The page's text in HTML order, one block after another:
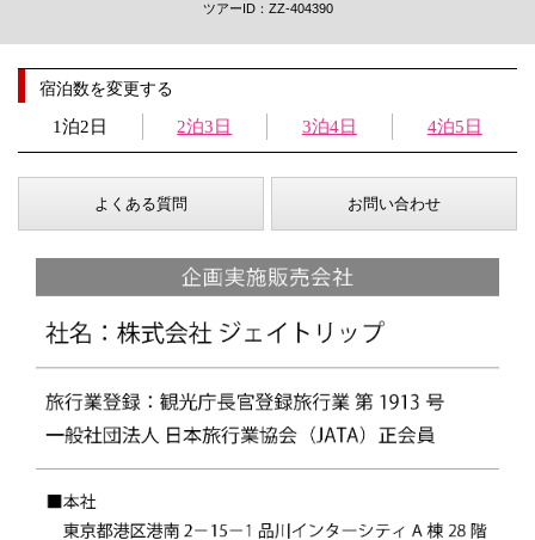
ツアーID：ZZ-404390
宿泊数を変更する
1泊2日 2泊3日 3泊4日 4泊5日
よくある質問 お問い合わせ